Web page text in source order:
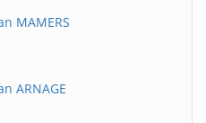
MAMERS
ARNAGE